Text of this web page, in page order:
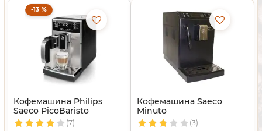
-13 %
Кофемашина Philips
Saeco PicoBaristo
(7)
Кофемашина Saeco
Minuto
(3)